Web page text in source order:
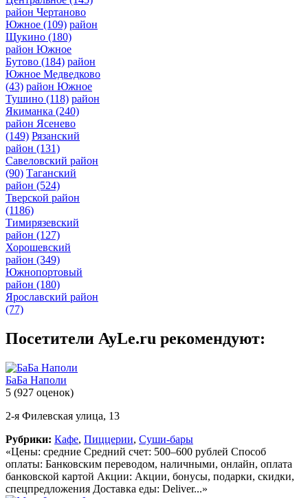
район Чертаново
Южное (109) район
Щукино (180)
район Южное
Бутово (184) район
Южное Медведково
(43) район Южное
Тушино (118) район
Якиманка (240)
район Ясенево
(149) Рязанский
район (131)
Савеловский район
(90) Таганский
район (524)
Тверской район
(1186)
Тимирязевский
район (127)
Хорошевский
район (349)
Южнопортовый
район (180)
Ярославский район
(77)
Посетители AyLe.ru рекомендуют:
БаБа Наполи
5 (927 оценок)
2-я Филевская улица, 13
Рубрики: Кафе, Пиццерии, Суши-бары
«Цены: средние Средний счет: 500–600 рублей Способ
оплаты: Банковским переводом, наличными, онлайн, оплата
банковской картой Акции: Акции, бонусы, подарки, скидки,
спецпредложения Доставка еды: Deliver...»